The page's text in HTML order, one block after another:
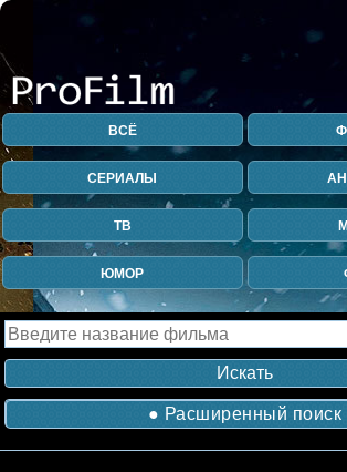
ВСЁ
СЕРИАЛЫ
ТВ
ЮМОР
● Расширенный поиск